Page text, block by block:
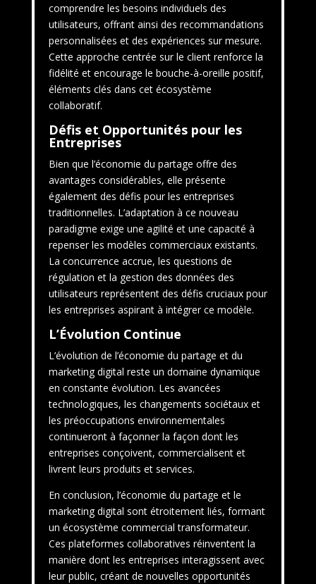
comprendre les besoins individuels des
utilisateurs, offrant ainsi des recommandations
personnalisées et des expériences sur mesure.
Cette approche centrée sur le client renforce la
fidélité et encourage le bouche-à-oreille positif,
éléments clés dans cet écosystème
collaboratif.
Défis et Opportunités pour les
Entreprises
Bien que l’économie du partage offre des
avantages considérables, elle présente
également des défis pour les entreprises
traditionnelles. L’adaptation à ce nouveau
paradigme exige une agilité et une capacité à
repenser les modèles commerciaux existants.
La concurrence accrue, les questions de
régulation et la gestion des données des
utilisateurs représentent des défis cruciaux pour
les entreprises aspirant à intégrer ce modèle.
L’Évolution Continue
L’évolution de l’économie du partage et du
marketing digital reste un domaine dynamique
en constante évolution. Les avancées
technologiques, les changements sociétaux et
les préoccupations environnementales
continueront à façonner la façon dont les
entreprises conçoivent, commercialisent et
livrent leurs produits et services.
En conclusion, l’économie du partage et le
marketing digital sont étroitement liés, formant
un écosystème commercial transformateur.
Ces plateformes collaboratives réinventent la
manière dont les entreprises interagissent avec
leur public, créant de nouvelles opportunités